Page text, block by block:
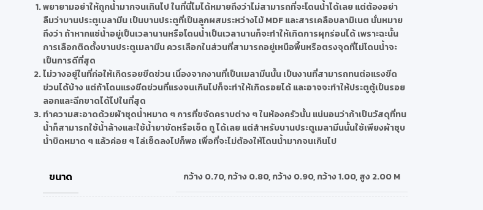
พยายามอย่าให้ถูกน้ำมากจนเกินไป ในที่นี่ไมได้หมายถึงว่าไม่สามารถที่จะโดนน้ำได้เลย แต่ต้องอย่า
ลืมว่าบานประตูเมลามีน เป็นบานประตูที่เป็นลูกผสมระหว่างไม้ MDF และสารเคลือบลามิเนต นั่นหมาย
ถึงว่า ถ้าหากแช่น้ำอยู่เป็นเวลานานหรือโดนน้ำเป็นเวลานานก็จะทำให้เกิดการผุกร่อนได้ เพราะฉะนั้น
การเลือกติดตั้งบานประตูเมลามีน ควรเลือกในส่วนที่สามารถอยู่เหนือพื้นหรือตรงจุดที่ไม่โดนน้ำจะ
เป็นการดีที่สุด
ไม่วางอยู่ในที่ก่อให้เกิดรอยขีดข่วน เนื่องจากงานที่เป็นเมลามีนนั้น เป็นงานที่สามารถทนต่อแรงขีด
ข่วนได้บ้าง แต่ถ้าโดนแรงขีดข่วนที่แรงจนเกินไปก็จะทำให้เกิดรอยได้ และอาจจะทำให้ประตูตู้เป็นรอย
ลอกและฉีกขาดได้ไปในที่สุด
ทำความสะอาดด้วยผ้าชุดน้ำหมาด ๆ การที่ขจัดคราบต่าง ๆ ในห้องครัวนั้น แน่นอนว่าถ้าเป็นวัสดุที่ทน
น้ำก็สามารถใช้น้ำล้างและใช้น้ำยาขัดหรือเช็ด ถู ได้เลย แต่สำหรับบานประตูเมลามีนนั้นใช้เพียงผ้าชุบ
น้ำบิดหมาด ๆ แล้วค่อย ๆ ไล่เช็ดลงไปก็พอ เพื่อที่จะไม่ต้องให้โดนน้ำมากจนเกินไป
ขนาด กว้าง 0.70,กว้าง 0.80,กว้าง 0.90,กว้าง 1.00,สูง 2.00 M